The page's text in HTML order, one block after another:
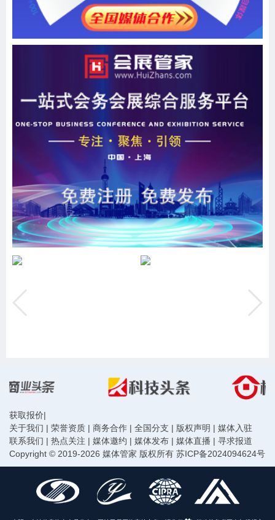
获取报价|
关于我们 | 荣誉资质 | 商务合作 | 全国分支 | 版权声明 | 媒体入驻
联系我们 | 热点关注 | 媒体邀约 | 媒体发布 | 媒体直播 | 寻求报道
Copyright © 2019-2026 媒体管家 版权所有 苏ICP备2024094624号